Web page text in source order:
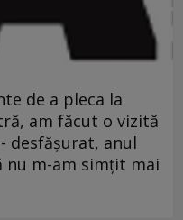
de a pleca la
am făcut o vizită
desfăşurat, anul
nu m-am simţit mai